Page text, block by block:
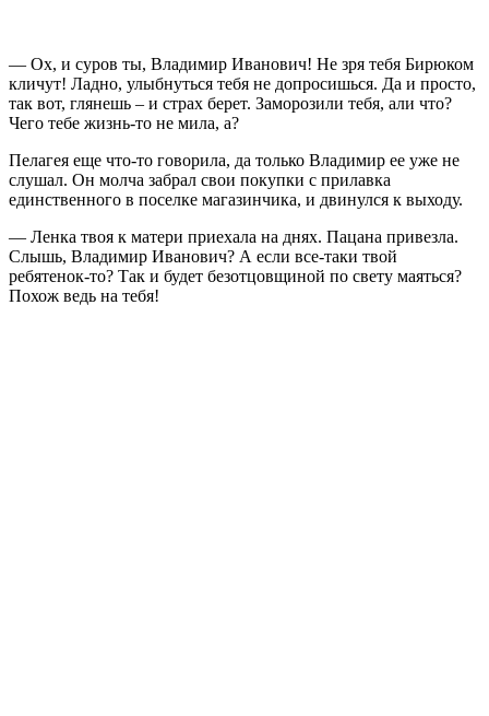
— Ох, и суров ты, Владимир Иванович! Не зря тебя Бирюком
кличут! Ладно, улыбнуться тебя не допросишься. Да и просто,
так вот, глянешь – и страх берет. Заморозили тебя, али что?
Чего тебе жизнь-то не мила, а?
Пелагея еще что-то говорила, да только Владимир ее уже не
слушал. Он молча забрал свои покупки с прилавка
единственного в поселке магазинчика, и двинулся к выходу.
— Ленка твоя к матери приехала на днях. Пацана привезла.
Слышь, Владимир Иванович? А если все-таки твой
ребятенок-то? Так и будет безотцовщиной по свету маяться?
Похож ведь на тебя!